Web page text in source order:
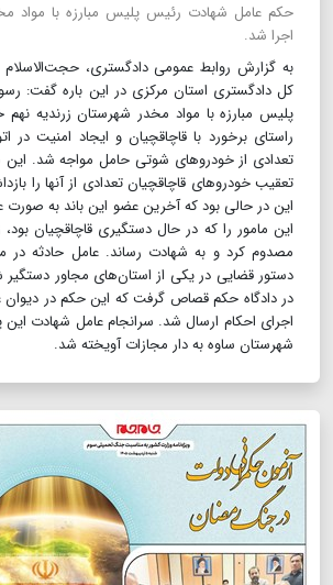
حکم عامل شهادت رئیس پلیس مبارزه با مواد
اجرا شد.
‌به گزارش روابط عمومی دادگستری،
کل دادگستری استان مرکزی در این باره گفت‌:
پلیس مبارزه با مواد مخدر شهرستان زرندیه
راستای برخورد با قاچاقچیان و ایجاد امنیت در
تعدادی از خودرو‌های شوتی حامل مواجه شد. این
تعقیب خودرو‌های قاچاقچیان تعدادی از آنها را
این در حالی بود که آخرین عضو این باند به
این مامور را که در حال دستگیری قاچاقچیان
مصدوم کرد و به شهادت رساند‌. عامل حادثه در
دستور قضایی در یکی از استان‌های مجاور دستگیر
در دادگاه حکم قصاص گرفت که این حکم در دیوان
اجرای احکام ارسال شد‌. سرانجام عامل شهادت این
شهرستان ساوه به دار مجازات آویخته شد.